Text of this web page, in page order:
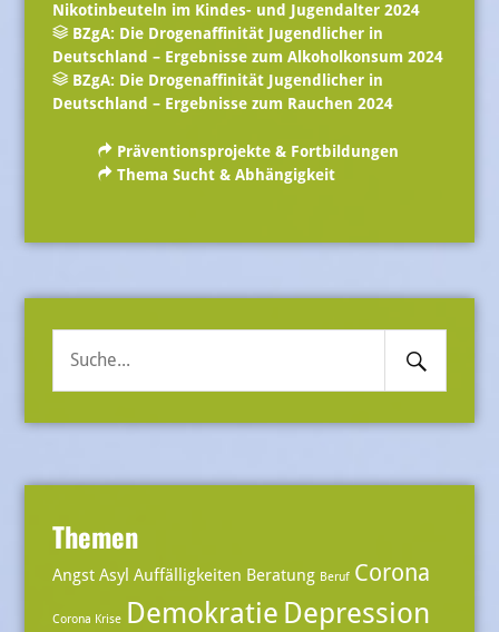
Nikotinbeuteln im Kindes- und Jugendalter 2024
BZgA: Die Drogenaffinität Jugendlicher in
Deutschland – Ergebnisse zum Alkoholkonsum 2024
BZgA: Die Drogenaffinität Jugendlicher in
Deutschland – Ergebnisse zum Rauchen 2024
Präventionsprojekte & Fortbildungen
Thema Sucht & Abhängigkeit
Suche
Search
Submit
Themen
Angst Asyl Auffälligkeiten Beratung Beruf Corona
Corona Krise Demokratie Depression